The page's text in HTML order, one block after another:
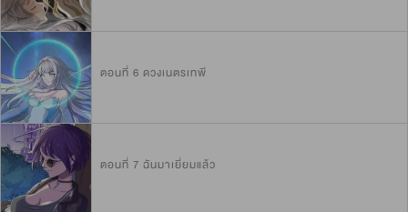
ตอนที่ 6 ดวงเนตรเทพี
ตอนที่ 7 ฉันมาเยี่ยมแล้ว